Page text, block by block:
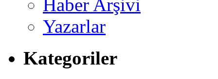
Haber Arşivi
Yazarlar
Kategoriler